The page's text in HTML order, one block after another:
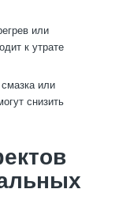
или
к утрате
или
снизить